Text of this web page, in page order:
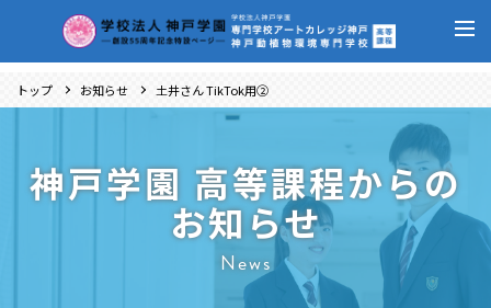
トップ お知らせ 土井さん TikTok用②
神戸学園 高等課程からの
お知らせ
News